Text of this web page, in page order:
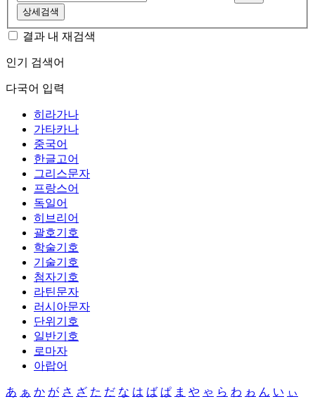
상세검색
결과 내 재검색
인기 검색어
다국어 입력
히라가나
가타카나
중국어
한글고어
그리스문자
프랑스어
독일어
히브리어
괄호기호
학술기호
기술기호
첨자기호
라틴문자
러시아문자
단위기호
일반기호
로마자
아랍어
あ ぁ か が さ ざ た だ な は ば ぱ ま や ゃ ら わ ゎ ん い ぃ